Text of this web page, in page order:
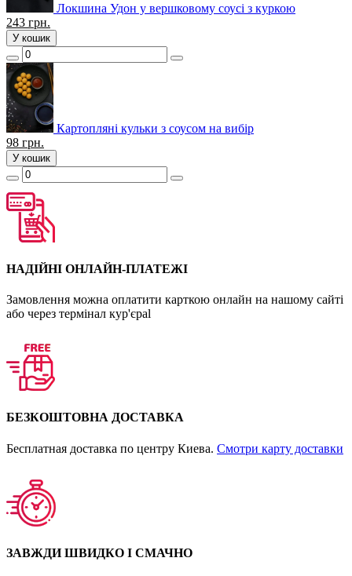
Локшина Удон у вершковому соусі з куркою
243 грн.
У кошик
Картопляні кульки з соусом на вибір
98 грн.
У кошик
НАДІЙНІ ОНЛАЙН-ПЛАТЕЖІ
Замовлення можна оплатити карткою онлайн на нашому сайті
або через термінал кур'єраl
БЕЗКОШТОВНА ДОСТАВКА
Бесплатная доставка по центру Киева. Смотри карту доставки
ЗАВЖДИ ШВИДКО І СМАЧНО